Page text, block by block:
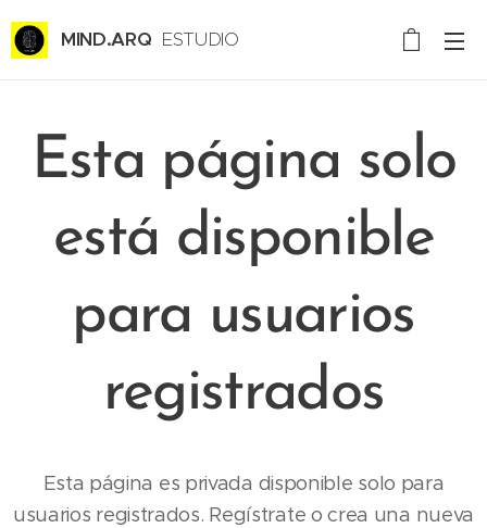
MIND.ARQ ESTUDIO
Esta página solo
está disponible
para usuarios
registrados
Esta página es privada disponible solo para
usuarios registrados. Regístrate o crea una nueva